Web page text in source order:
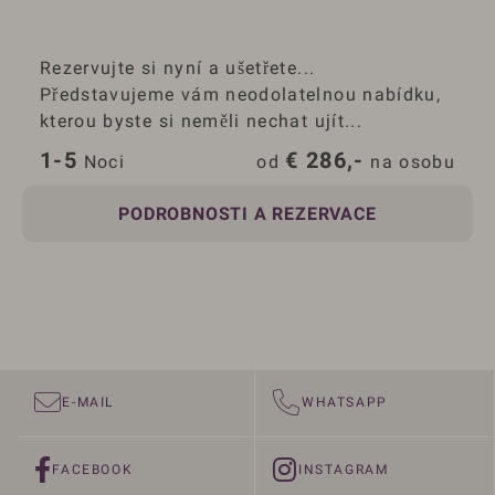
Rezervujte si nyní a ušetřete...
Představujeme vám neodolatelnou nabídku,
kterou byste si neměli nechat ujít...
1-5 Noci od € 286,- na osobu
PODROBNOSTI A REZERVACE
E-MAIL WHATSAPP
FACEBOOK INSTAGRAM